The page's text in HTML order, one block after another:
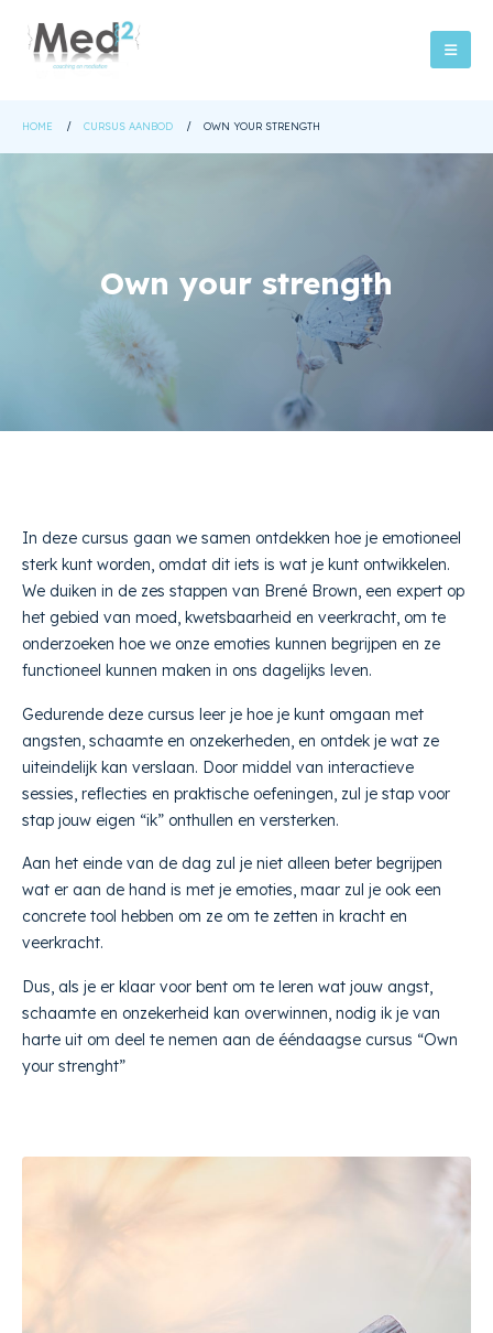
HOME CURSUS AANBOD OWN YOUR STRENGTH
Own your strength
In deze cursus gaan we samen ontdekken hoe je emotioneel
sterk kunt worden, omdat dit iets is wat je kunt ontwikkelen.
We duiken in de zes stappen van Brené Brown, een expert op
het gebied van moed, kwetsbaarheid en veerkracht, om te
onderzoeken hoe we onze emoties kunnen begrijpen en ze
functioneel kunnen maken in ons dagelijks leven.
Gedurende deze cursus leer je hoe je kunt omgaan met
angsten, schaamte en onzekerheden, en ontdek je wat ze
uiteindelijk kan verslaan. Door middel van interactieve
sessies, reflecties en praktische oefeningen, zul je stap voor
stap jouw eigen “ik” onthullen en versterken.
Aan het einde van de dag zul je niet alleen beter begrijpen
wat er aan de hand is met je emoties, maar zul je ook een
concrete tool hebben om ze om te zetten in kracht en
veerkracht.
Dus, als je er klaar voor bent om te leren wat jouw angst,
schaamte en onzekerheid kan overwinnen, nodig ik je van
harte uit om deel te nemen aan de ééndaagse cursus “Own
your strenght”